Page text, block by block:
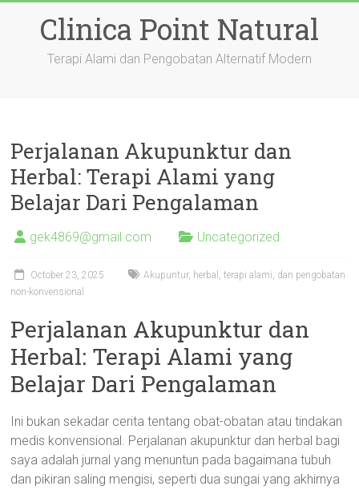
contentClinica Point Natural
Terapi Alami dan Pengobatan Alternatif Modern
Perjalanan Akupunktur dan
Herbal: Terapi Alami yang
Belajar Dari Pengalaman
gek4869@gmail.com Uncategorized
October 23, 2025
Akupuntur, herbal, terapi alami, dan pengobatan
non-konvensional
Perjalanan Akupunktur dan
Herbal: Terapi Alami yang
Belajar Dari Pengalaman
Ini bukan sekadar cerita tentang obat-obatan atau tindakan
medis konvensional. Perjalanan akupunktur dan herbal bagi
saya adalah jurnal yang menuntun pada bagaimana tubuh
dan pikiran saling mengisi, seperti dua sungai yang akhirnya